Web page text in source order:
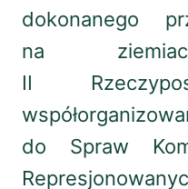
dokonanego
na
II
do Spraw